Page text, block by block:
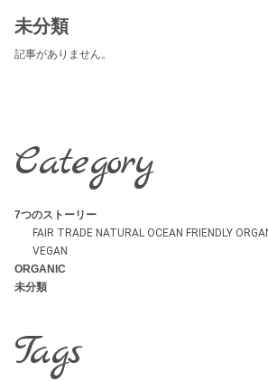
未分類
記事がありません。
Category
7つのストーリー
FAIR TRADE NATURAL OCEAN FRIENDLY
VEGAN
ORGANIC
未分類
Tags